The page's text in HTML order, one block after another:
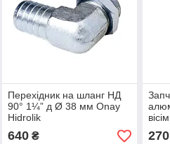
Перехідник на шланг НД
90° 1¼” д Ø 38 мм Onay
Hidrolik
640₴ 270